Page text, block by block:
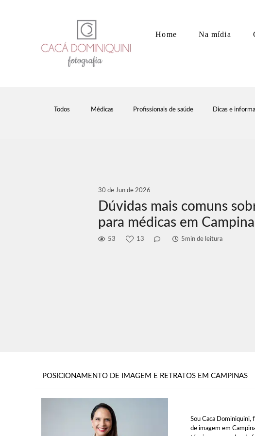
Home Na mídia
Todos Médicas Profissionais de saúde Dicas e
30 de Jun de 2026
Dúvidas mais comuns
para médicas em
53 13 5min de leitura
POSICIONAMENTO DE IMAGEM E RETRATOS EM CAMPINAS
Sou Caca
de imagem em